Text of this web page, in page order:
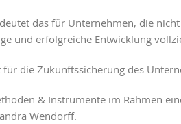
das für Unternehmen, die
und erfolgreiche Entwicklung
die Zukunftssicherung des
& Instrumente im Rahmen
Wendorff.